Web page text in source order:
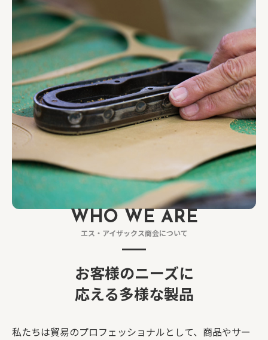
WHO WE ARE
エス・アイザックス商会について
お客様のニーズに
応える多様な製品
私たちは貿易のプロフェッショナルとして、商品やサー